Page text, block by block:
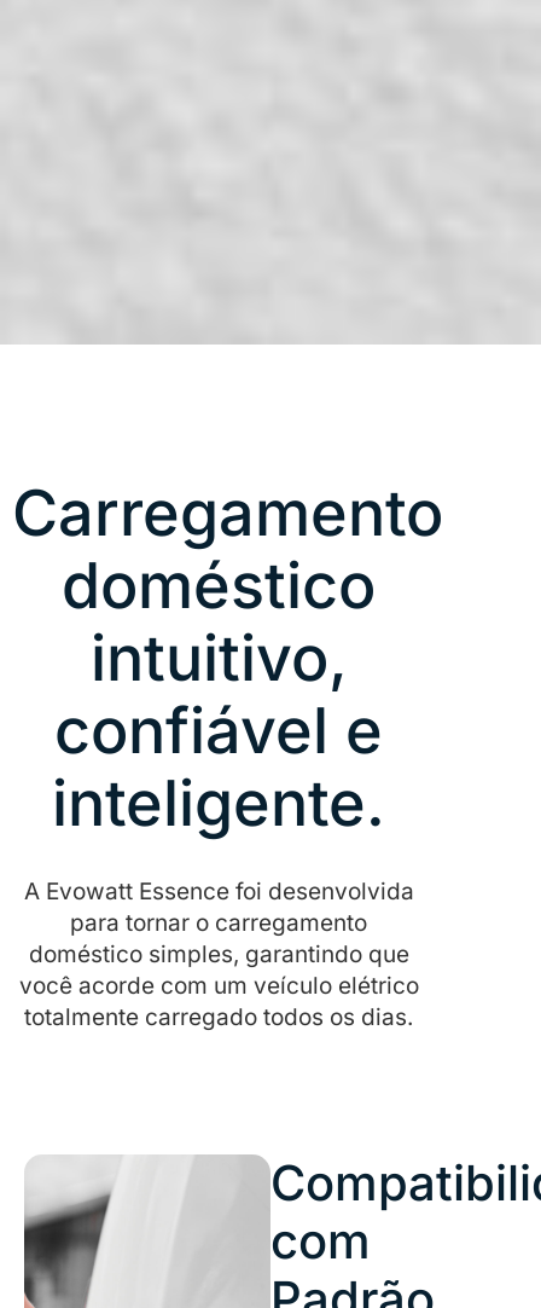
Carregamento
doméstico
intuitivo,
confiável e
inteligente.
A Evowatt Essence foi desenvolvida
para tornar o carregamento
doméstico simples, garantindo que
você acorde com um veículo elétrico
totalmente carregado todos os dias.
com